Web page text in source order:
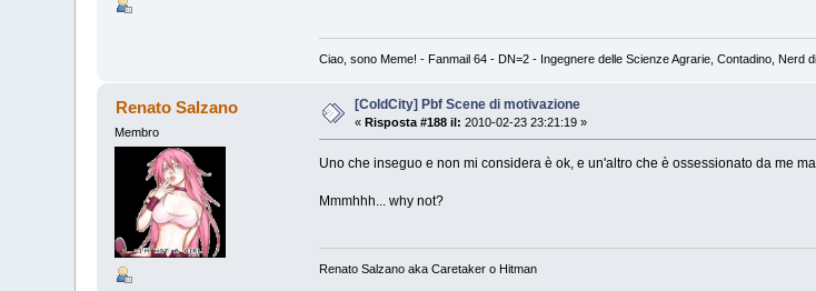
Ciao, sono Meme! - Fanmail 64 - DN=2 - Ingegnere delle Scienze Agrarie, Contadino, Nerd
Renato Salzano
Membro
[ColdCity] Pbf Scene di motivazione
«Risposta #188 il: 2010-02-23 23:21:19 »
Uno che inseguo e non mi considera è ok, e un'altro che è ossessionato da me
Mmmhhh... why not?
Renato Salzano aka Caretaker o Hitman